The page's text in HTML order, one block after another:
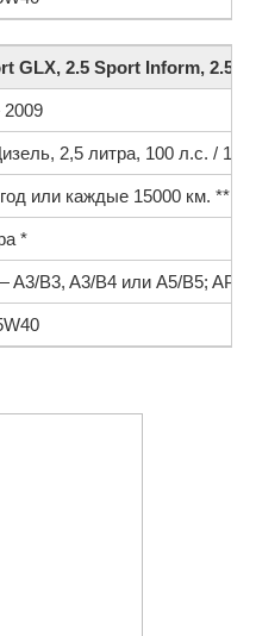
GLX, 2.5 Sport Inform, 2.5
2,5 литра, 100 л.с. / 116
или каждые 15000 км. **
*
A3/B3, A3/B4 или A5/B5; API